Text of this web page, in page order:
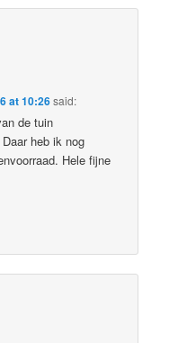
at 10:26said:
de tuin
heb ik nog
Hele fijne